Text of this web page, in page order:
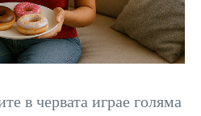
в червата играе голяма